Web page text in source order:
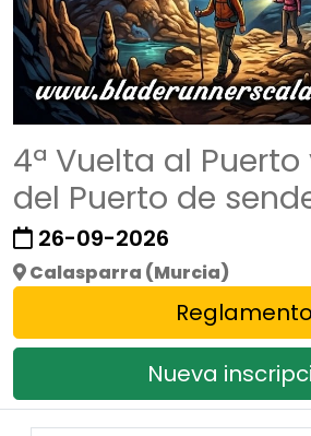
4ª Vuelta al
del Puerto de
26-09-2026
Calasparra (Murcia)
Reglamento
Nueva